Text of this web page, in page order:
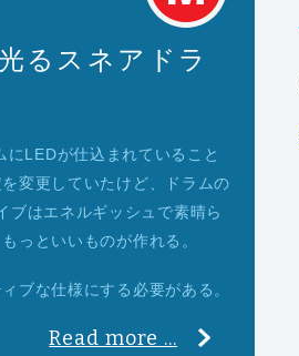
るスネアドラ
LEDが仕込まれていること
変更していたけど、ドラムの
はエネルギッシュで素晴ら
っといいものが作れる。
ブな仕様にする必要がある。
Read more ...